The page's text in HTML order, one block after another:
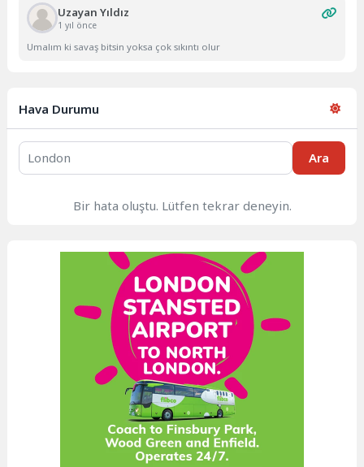
Uzayan Yıldız
1 yıl önce
Umalım ki savaş bitsin yoksa çok sıkıntı olur
Hava Durumu
Ara
Bir hata oluştu. Lütfen tekrar deneyin.